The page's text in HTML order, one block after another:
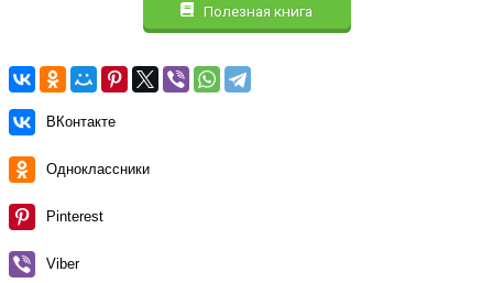
Полезная книга
ВКонтакте
Одноклассники
Pinterest
Viber